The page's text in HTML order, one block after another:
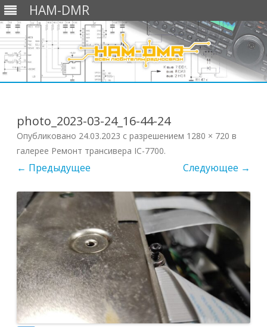
HAM-DMR
photo_2023-03-24_16-44-24
Опубликовано 24.03.2023 с разрешением 1280 × 720 в
галерее Ремонт трансивера IC-7700.
← Предыдущее Следующее →